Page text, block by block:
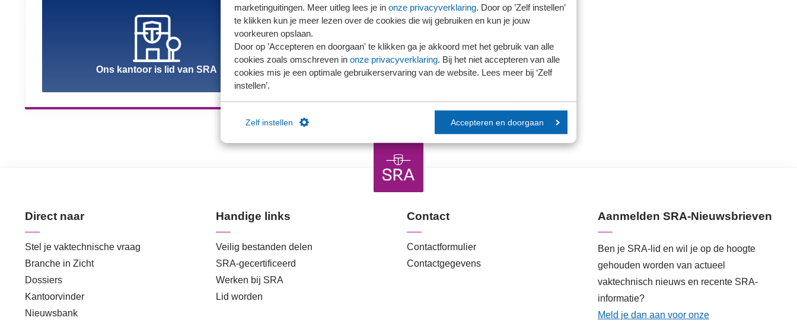
marketinguitingen. Meer uitleg lees je in onze privacyverklaring. Door op ’Zelf instellen’
te klikken kun je meer lezen over de cookies die wij gebruiken en kun je jouw
voorkeuren opslaan.
Door op ’Accepteren en doorgaan' te klikken ga je akkoord met het gebruik van alle
cookies zoals omschreven in onze privacyverklaring. Bij het niet accepteren van alle
cookies mis je een optimale gebruikerservaring van de website. Lees meer bij ‘Zelf
instellen’.
Zelf instellen Accepteren en doorgaan
Ons kantoor is lid van SRA Ons kantoor is nog geen lid van SRA
Direct naar
Stel je vaktechnische vraag
Branche in Zicht
Dossiers
Kantoorvinder
Nieuwsbank
Handige links
Veilig bestanden delen
SRA-gecertificeerd
Werken bij SRA
Lid worden
Contact
Contactformulier
Contactgegevens
Aanmelden SRA-Nieuwsbrieven
Ben je SRA-lid en wil je op de hoogte
gehouden worden van actueel
vaktechnisch nieuws en recente SRA-
informatie?
Meld je dan aan voor onze